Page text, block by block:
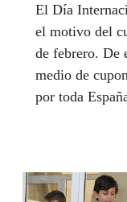
El Día
el motivo del
de febrero. De
medio de
por toda